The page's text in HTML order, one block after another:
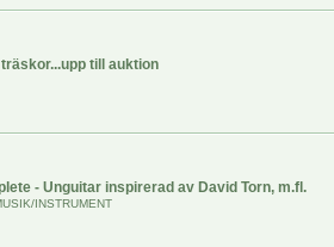
till auktion
- Unguitar inspirerad av David Torn, m.fl.
INSTRUMENT